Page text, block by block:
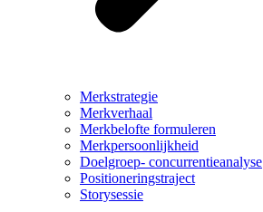
Merkstrategie
Merkverhaal
Merkbelofte formuleren
Merkpersoonlijkheid
Doelgroep- concurrentieanalyse
Positioneringstraject
Storysessie